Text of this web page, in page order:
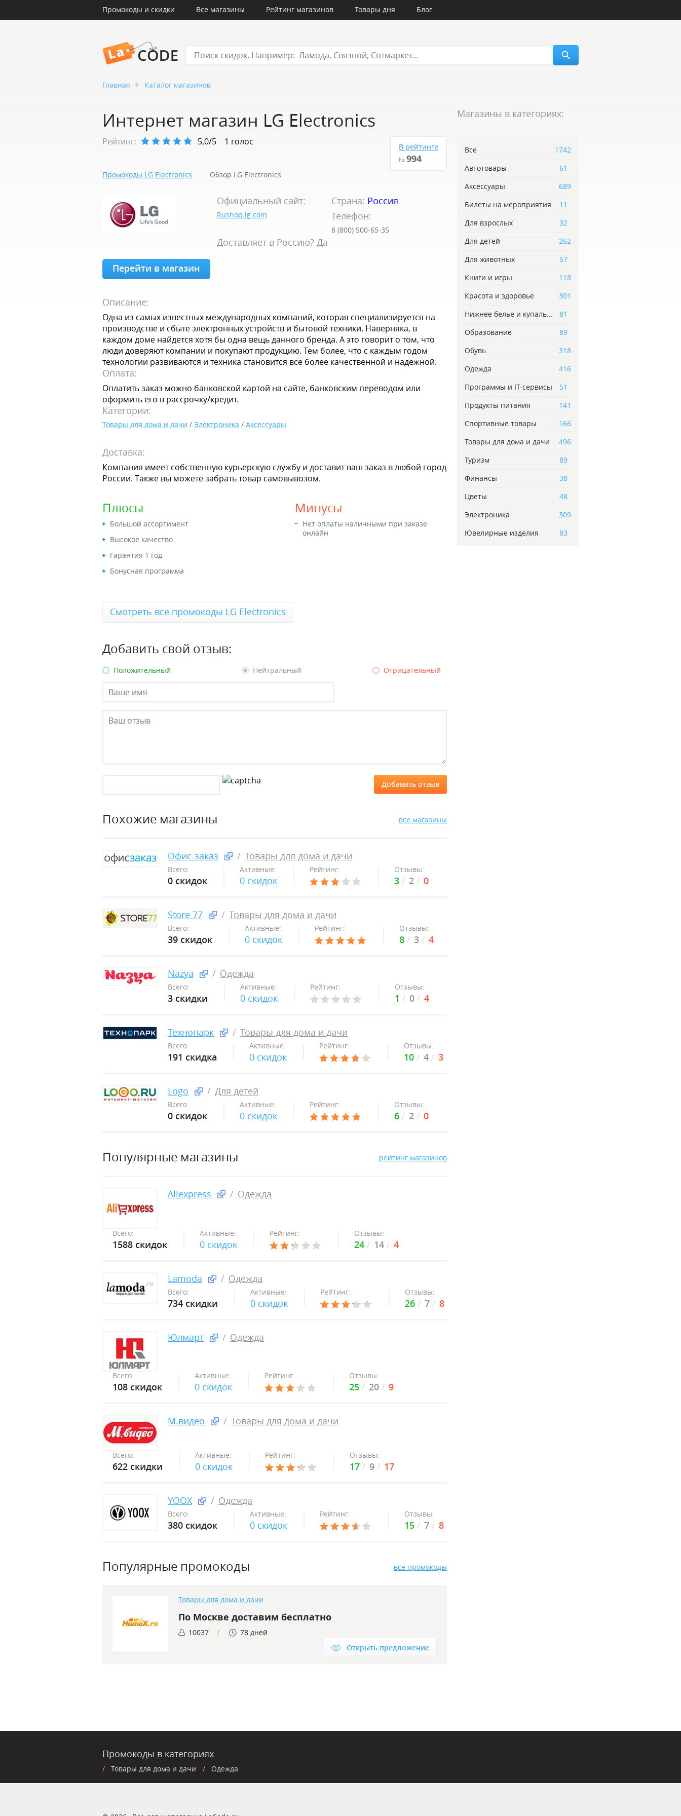
Промокоды и скидки Все магазины Рейтинг магазинов Товары дня Блог
Главная Каталог магазинов
Интернет магазин LG Electronics
Рейтинг: 5,0/5 1 голос В рейтинге
№994
Промокоды LG Electronics Обзор LG Electronics
Официальный сайт:
Rushop.lg.com
Доставляет в Россию? Да
Страна: Россия
Телефон:
8 (800) 500-65-35
Перейти в магазин
Описание:
Одна из самых известных международных компаний, которая специализируется на
производстве и сбыте электронных устройств и бытовой техники. Наверняка, в
каждом доме найдется хотя бы одна вещь данного бренда. А это говорит о том, что
люди доверяют компании и покупают продукцию. Тем более, что с каждым годом
технологии развиваются и техника становится все более качественной и надежной.
Оплата:
Оплатить заказ можно банковской картой на сайте, банковским переводом или
оформить его в рассрочку/кредит.
Категории:
Товары для дома и дачи / Электроника / Аксессуары
Доставка:
Компания имеет собственную курьерскую службу и доставит ваш заказ в любой город
России. Также вы можете забрать товар самовывозом.
Плюсы
Большой ассортимент
Высокое качество
Гарантия 1 год
Бонусная программа
Минусы
Нет оплаты наличными при заказе
онлайн
Смотреть все промокоды LG Electronics
Добавить свой отзыв:
Положительный Нейтральный Отрицательный
Похожие магазины все магазины
Офис-заказ Товары для дома и дачи
Всего:
0 скидок
Активные:
0 скидок
Рейтинг: Отзывы:
3 2 0
Store 77 Товары для дома и дачи
Всего:
39 скидок
Активные:
0 скидок
Рейтинг: Отзывы:
8 3 4
Nazya Одежда
Всего:
3 скидки
Активные:
0 скидок
Рейтинг: Отзывы:
1 0 4
Технопарк Товары для дома и дачи
Всего:
191 скидка
Активные:
0 скидок
Рейтинг: Отзывы:
10 4 3
Logo Для детей
Всего:
0 скидок
Активные:
0 скидок
Рейтинг: Отзывы:
6 2 0
Популярные магазины рейтинг магазинов
Aliexpress Одежда
Всего:
1588 скидок
Активные:
0 скидок
Рейтинг: Отзывы:
24 14 4
Lamoda Одежда
Всего:
734 скидки
Активные:
0 скидок
Рейтинг: Отзывы:
26 7 8
Юлмарт Одежда
Всего:
108 скидок
Активные:
0 скидок
Рейтинг: Отзывы:
25 20 9
М.видео Товары для дома и дачи
Всего:
622 скидки
Активные:
0 скидок
Рейтинг: Отзывы:
17 9 17
YOOX Одежда
Всего:
380 скидок
Активные:
0 скидок
Рейтинг: Отзывы:
15 7 8
Популярные промокоды все промокоды
Товары для дома и дачи
По Москве доставим бесплатно
10037
78 дней
Открыть предложение
Магазины в категориях:
Все
1742
Автотовары
61
Аксессуары
689
Билеты на мероприятия
11
Для взрослых
32
Для детей
262
Для животных
57
Книги и игры
118
Красота и здоровье
301
Нижнее белье и купаль...
81
Образование
89
Обувь
318
Одежда
416
Программы и IT-сервисы
51
Продукты питания
141
Спортивные товары
166
Товары для дома и дачи
496
Туризм
89
Финансы
38
Цветы
48
Электроника
309
Ювелирные изделия
83
Промокоды в категориях
Товары для дома и дачи Одежда